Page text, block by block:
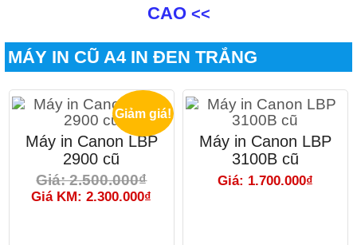
CAO<<
MÁY IN CŨ A4 IN ĐEN TRẮNG
Giảm giá!
Máy in Canon LBP
2900 cũ
Giá: 2.500.000₫
Giá KM: 2.300.000₫
Máy in Canon LBP
3100B cũ
Giá: 1.700.000₫